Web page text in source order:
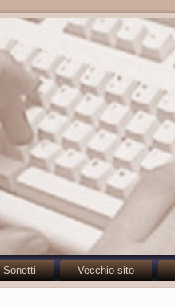
Sonetti Vecchio sito